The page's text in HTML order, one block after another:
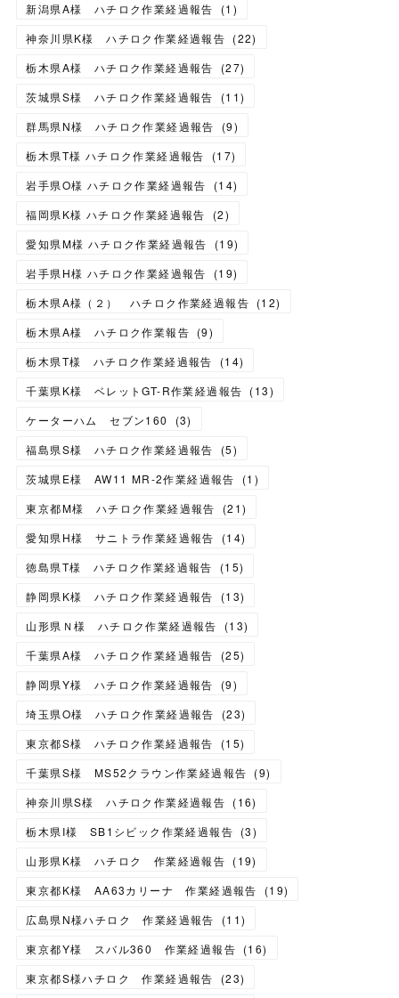
新潟県A様 ハチロク作業経過報告
(1 )
神奈川県K様 ハチロク作業経過報告 (22)
栃木県A様 ハチロク作業経過報告
(27)
茨城県S様 ハチロク作業経過報告
(11)
群馬県N様 ハチロク作業経過報告
(9)
栃木県T様 ハチロク作業経過報告
(17)
岩手県O様 ハチロク作業経過報告
(14)
福岡県K様 ハチロク作業経過報告
(2)
愛知県M様 ハチロク作業経過報告
(19)
岩手県H様 ハチロク作業経過報告
(19)
栃木県A様（２） ハチロク作業経過報告 (12)
栃木県A様 ハチロク作業報告 (9)
栃木県T様 ハチロク作業経過報告
(14)
千葉県K様 ベレットGT-R作業経過報告 (13)
ケーターハム セブン160
(3)
福島県S様 ハチロク作業経過報告
(5)
茨城県E様 AW11 MR-2作業経過報告
(1 )
東京都M様 ハチロク作業経過報告
(21)
愛知県H様 サニトラ作業経過報告
(14)
徳島県T様 ハチロク作業経過報告
(15)
静岡県K様 ハチロク作業経過報告
(13)
山形県Ｎ様 ハチロク作業経過報告
(13)
千葉県A様 ハチロク作業経過報告
(25)
静岡県Y様 ハチロク作業経過報告
(9)
埼玉県O様 ハチロク作業経過報告
(23)
東京都S様 ハチロク作業経過報告
(15)
千葉県S様 MS52クラウン作業経過報告 (9)
神奈川県S様 ハチロク作業経過報告 (16)
栃木県I様 SB1シビック作業経過報告 (3)
山形県K様 ハチロク 作業経過報告 (19)
東京都K様 AA63カリーナ 作業経過報告
(19)
広島県N様ハチロク 作業経過報告
(11)
東京都Y様 スバル360 作業経過報告 (16)
東京都S様ハチロク 作業経過報告
(23)